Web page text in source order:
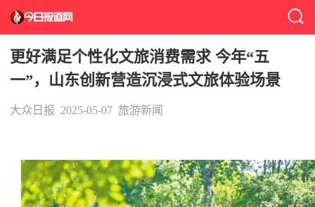
更好满足个性化文旅消费需求 今年“五
一”，山东创新营造沉浸式文旅体验场景
大众日报 2025-05-07 旅游新闻